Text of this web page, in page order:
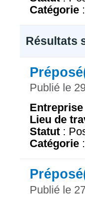
Catégorie :
Résultats
Publié le
Entreprise
Lieu de
Statut :
Catégorie :
Publié le